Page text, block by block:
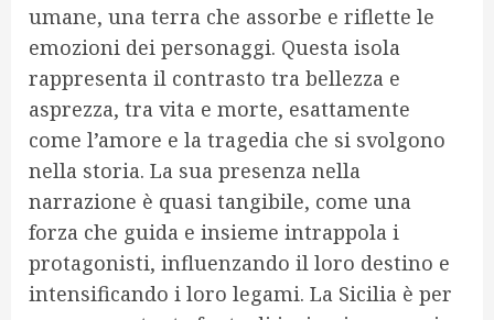
umane, una terra che assorbe e riflette le
emozioni dei personaggi. Questa isola
rappresenta il contrasto tra bellezza e
asprezza, tra vita e morte, esattamente
come l’amore e la tragedia che si svolgono
nella storia. La sua presenza nella
narrazione è quasi tangibile, come una
forza che guida e insieme intrappola i
protagonisti, influenzando il loro destino e
intensificando i loro legami. La Sicilia è per